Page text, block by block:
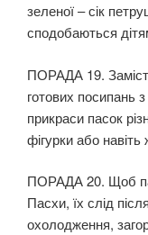
зеленої – сік
сподобаються
ПОРАДА 19.
готових посипань
прикраси пасок
фігурки або навіть
ПОРАДА 20. Щоб
Пасхи, їх слід
охолодження,